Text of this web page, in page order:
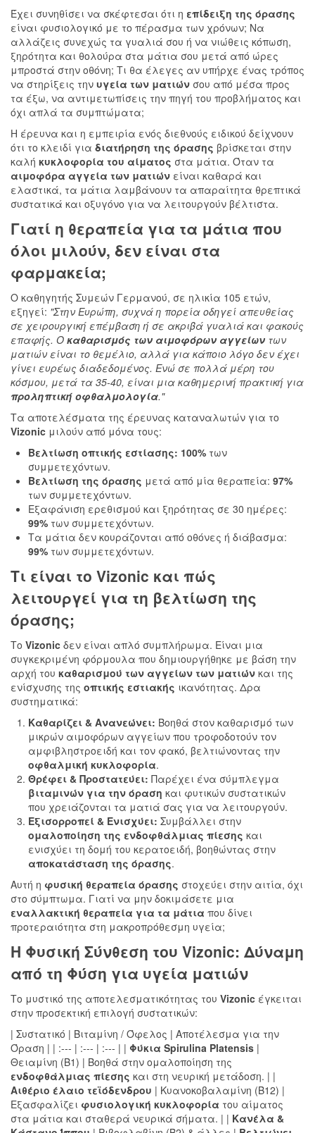
Έχει συνηθίσει να σκέφτεσαι ότι η επίδειξη της όρασης
είναι φυσιολογικό με το πέρασμα των χρόνων; Να
αλλάζεις συνεχώς τα γυαλιά σου ή να νιώθεις κόπωση,
ξηρότητα και θολούρα στα μάτια σου μετά από ώρες
μπροστά στην οθόνη; Τι θα έλεγες αν υπήρχε ένας τρόπος
να στηρίξεις την υγεία των ματιών σου από μέσα προς
τα έξω, να αντιμετωπίσεις την πηγή του προβλήματος και
όχι απλά τα συμπτώματα;
Η έρευνα και η εμπειρία ενός διεθνούς ειδικού δείχνουν
ότι το κλειδί για διατήρηση της όρασης βρίσκεται στην
καλή κυκλοφορία του αίματος στα μάτια. Όταν τα
αιμοφόρα αγγεία των ματιών είναι καθαρά και
ελαστικά, τα μάτια λαμβάνουν τα απαραίτητα θρεπτικά
συστατικά και οξυγόνο για να λειτουργούν βέλτιστα.
Γιατί η θεραπεία για τα μάτια που
όλοι μιλούν, δεν είναι στα
φαρμακεία;
Ο καθηγητής Συμεών Γερμανού, σε ηλικία 105 ετών,
εξηγεί: "Στην Ευρώπη, συχνά η πορεία οδηγεί απευθείας
σε χειρουργική επέμβαση ή σε ακριβά γυαλιά και φακούς
επαφής. Ο καθαρισμός των αιμοφόρων αγγείων των
ματιών είναι το θεμέλιο, αλλά για κάποιο λόγο δεν έχει
γίνει ευρέως διαδεδομένος. Ενώ σε πολλά μέρη του
κόσμου, μετά τα 35-40, είναι μια καθημερινή πρακτική για
προληπτική οφθαλμολογία."
Τα αποτελέσματα της έρευνας καταναλωτών για το
Vizonic μιλούν από μόνα τους:
Βελτίωση οπτικής εστίασης: 100% των
συμμετεχόντων.
Βελτίωση της όρασης μετά από μία θεραπεία: 97%
των συμμετεχόντων.
Εξαφάνιση ερεθισμού και ξηρότητας σε 30 ημέρες:
99% των συμμετεχόντων.
Τα μάτια δεν κουράζονται από οθόνες ή διάβασμα:
99% των συμμετεχόντων.
Τι είναι το Vizonic και πώς
λειτουργεί για τη βελτίωση της
όρασης;
Το Vizonic δεν είναι απλό συμπλήρωμα. Είναι μια
συγκεκριμένη φόρμουλα που δημιουργήθηκε με βάση την
αρχή του καθαρισμού των αγγείων των ματιών και της
ενίσχυσης της οπτικής εστιακής ικανότητας. Δρα
συστηματικά:
Καθαρίζει & Ανανεώνει: Βοηθά στον καθαρισμό των
μικρών αιμοφόρων αγγείων που τροφοδοτούν τον
αμφιβληστροειδή και τον φακό, βελτιώνοντας την
οφθαλμική κυκλοφορία.
Θρέφει & Προστατεύει: Παρέχει ένα σύμπλεγμα
βιταμινών για την όραση και φυτικών συστατικών
που χρειάζονται τα ματιά σας για να λειτουργούν.
Εξισορροπεί & Ενισχύει: Συμβάλλει στην
ομαλοποίηση της ενδοφθάλμιας πίεσης και
ενισχύει τη δομή του κερατοειδή, βοηθώντας στην
αποκατάσταση της όρασης.
Αυτή η φυσική θεραπεία όρασης στοχεύει στην αιτία, όχι
στο σύμπτωμα. Γιατί να μην δοκιμάσετε μια
εναλλακτική θεραπεία για τα μάτια που δίνει
προτεραιότητα στη μακροπρόθεσμη υγεία;
Η Φυσική Σύνθεση του Vizonic: Δύναμη
από τη Φύση για υγεία ματιών
Το μυστικό της αποτελεσματικότητας του Vizonic έγκειται
στην προσεκτική επιλογή συστατικών:
| Συστατικό | Βιταμίνη / Όφελος | Αποτέλεσμα για την
Όραση | | :--- | :--- | :--- | | Φύκια Spirulina Platensis |
Θειαμίνη (Β1) | Βοηθά στην ομαλοποίηση της
ενδοφθάλμιας πίεσης και στη νευρική μετάδοση. | |
Αιθέριο έλαιο τεϊόδενδρου | Κυανοκοβαλαμίνη (Β12) |
Εξασφαλίζει φυσιολογική κυκλοφορία του αίματος
στα μάτια και σταθερά νευρικά σήματα. | | Κανέλα &